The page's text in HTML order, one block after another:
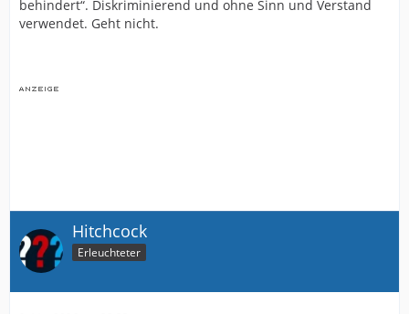
behindert“. Diskriminierend und ohne Sinn und Verstand
verwendet. Geht nicht.
Hitchcock
Erleuchteter